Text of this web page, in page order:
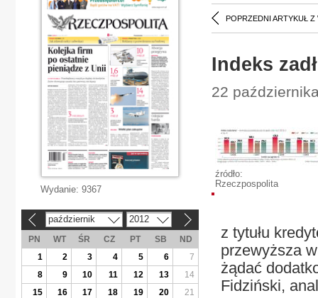
POPRZEDNI ARTYKUŁ Z
Indeks
22
źródło:
Rzeczpospolita
z tytułu
przewyższa
żądać
Fidziński,
Wydanie: 9367
październik 2012
PN WT ŚR CZ PT SB
ND
1
2 3 4 5 6
7
8
9 10 11 12 13
14
15
16 17 18 19 20
21